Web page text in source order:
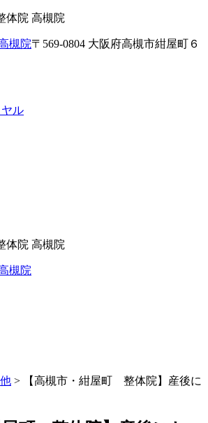
体院 高槻院
〒569-0804 大阪府高槻市紺屋町６
体院 高槻院
>
【高槻市・紺屋町 整体院】産後に